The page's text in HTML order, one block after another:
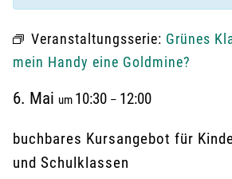
Veranstaltungsserie: Grünes
mein Handy eine Goldmine?
6. Mai um 10:30 – 12:00
buchbares Kursangebot für
und Schulklassen